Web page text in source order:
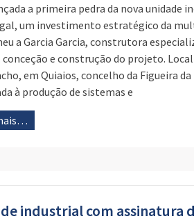
a primeira pedra da nova unidade
um investimento estratégico da
a Garcia Garcia, construtora
conceção e construção do projeto.
em Quiaios, concelho da Figueira
à produção de sistemas e
industrial com assinatura